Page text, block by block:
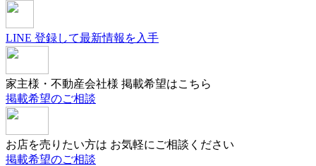
LINE 登録して最新情報を入手
家主様・不動産会社様 掲載希望はこちら
掲載希望のご相談
お店を売りたい方は お気軽にご相談ください
掲載希望のご相談